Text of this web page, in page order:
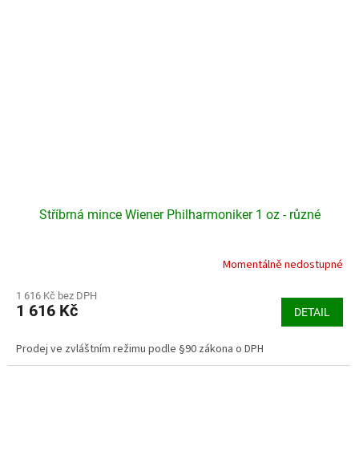
Stříbrná mince Wiener Philharmoniker 1 oz - různé
produktu
je
z
Momentálně nedostupné
1 616 Kč bez DPH
1 616 Kč DETAIL
Prodej ve zvláštním režimu podle §90 zákona o DPH